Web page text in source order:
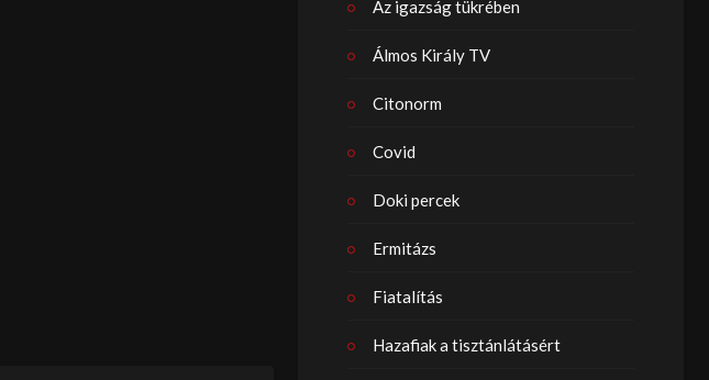
Az igazság tükrében
Álmos Király TV
Citonorm
Covid
Doki percek
Ermitázs
Fiatalítás
Hazafiak a tisztánlátásért